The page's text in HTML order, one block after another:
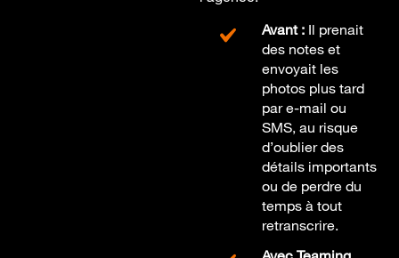
Avant : Il prenait
des notes et
envoyait les
photos plus tard
par e-mail ou
SMS, au risque
d’oublier des
détails importants
ou de perdre du
temps à tout
retranscrire.